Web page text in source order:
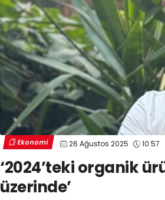
Ekonomi 26 Ağustos 2025 10:57
‘2024’teki organik
üzerinde’